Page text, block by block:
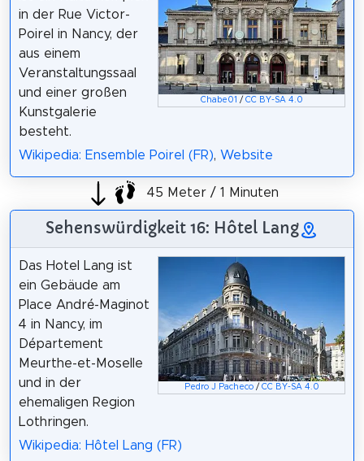
Chabe01 / CC BY-SA 4.0
in der Rue Victor-
Poirel in Nancy, der
aus einem
Veranstaltungssaal
und einer großen
Kunstgalerie
besteht.
Wikipedia: Ensemble Poirel (FR), Website
45 Meter / 1 Minuten
Sehenswürdigkeit 16: Hôtel Lang
Pedro J Pacheco/ CC BY-SA 4.0
Das Hotel Lang ist
ein Gebäude am
Place André-Maginot
4 in Nancy, im
Département
Meurthe-et-Moselle
und in der
ehemaligen Region
Lothringen.
Wikipedia: Hôtel Lang (FR)